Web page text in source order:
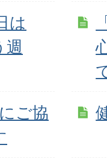
は
週
ご協